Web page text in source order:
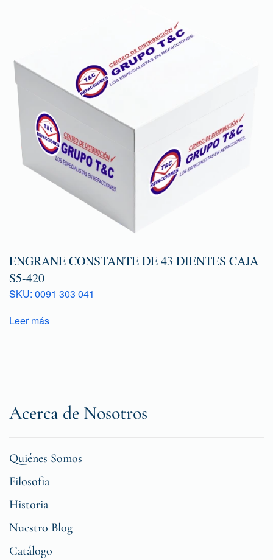
ENGRANE CONSTANTE DE 43 DIENTES CAJA
S5-420
SKU: 0091 303 041
Leer más
Acerca de Nosotros
Quiénes Somos
Filosofia
Historia
Nuestro Blog
Catálogo